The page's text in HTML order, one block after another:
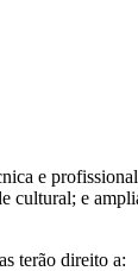
e
e
terão direito a: